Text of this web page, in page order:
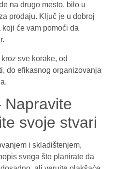
na drugo mesto, bilo u
prodaju. Ključ je u dobroj
će vam pomoći da
sve korake, od
do efikasnog organizovanja
Napravite
svoje stvari
i skladištenjem,
svega što planirate da